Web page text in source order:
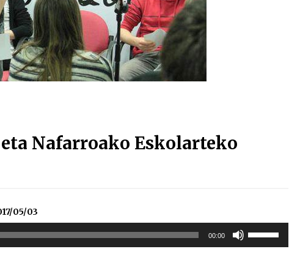
–
Arrosa sareko IX. topaketak!
2021/10/13
20
Arrosari buruzko erreportaia
Nafarroako Eskolarteko
05/03
00:00